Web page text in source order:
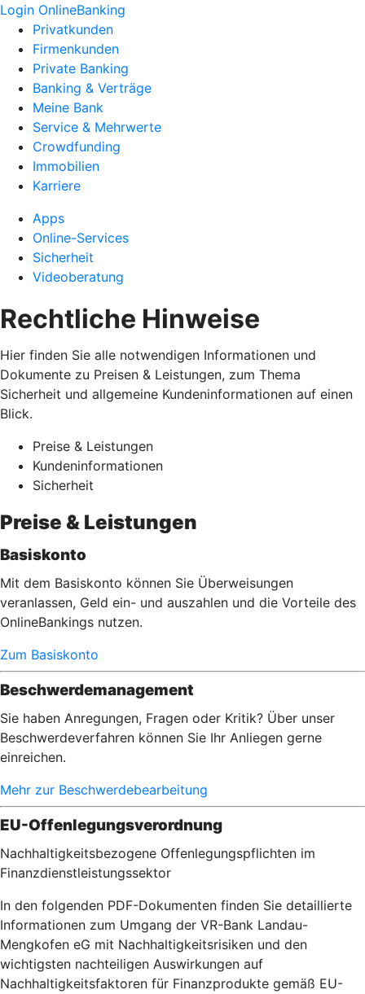
Login OnlineBanking
Privatkunden
Firmenkunden
Private Banking
Banking & Verträge
Meine Bank
Service & Mehrwerte
Crowdfunding
Immobilien
Karriere
Apps
Online-Services
Sicherheit
Videoberatung
Rechtliche Hinweise
Hier finden Sie alle notwendigen Informationen und
Dokumente zu Preisen & Leistungen, zum Thema
Sicherheit und allgemeine Kundeninformationen auf einen
Blick.
Preise & Leistungen
Kundeninformationen
Sicherheit
Preise & Leistungen
Basiskonto
Mit dem Basiskonto können Sie Überweisungen
veranlassen, Geld ein- und auszahlen und die Vorteile des
OnlineBankings nutzen.
Zum Basiskonto
Beschwerdemanagement
Sie haben Anregungen, Fragen oder Kritik? Über unser
Beschwerdeverfahren können Sie Ihr Anliegen gerne
einreichen.
Mehr zur Beschwerdebearbeitung
EU-Offenlegungsverordnung
Nachhaltigkeitsbezogene Offenlegungspflichten im
Finanzdienstleistungssektor
In den folgenden PDF-Dokumenten finden Sie detaillierte
Informationen zum Umgang der VR-Bank Landau-
Mengkofen eG mit Nachhaltigkeitsrisiken und den
wichtigsten nachteiligen Auswirkungen auf
Nachhaltigkeitsfaktoren für Finanzprodukte gemäß EU-